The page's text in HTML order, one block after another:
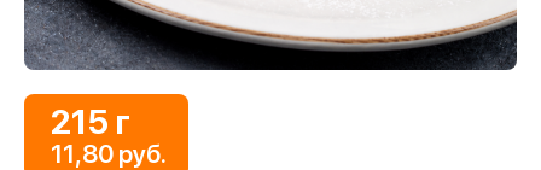
215 г
11,80 руб.